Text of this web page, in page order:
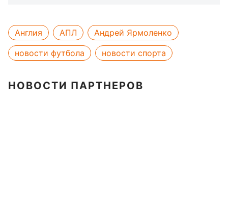
Англия АПЛ
Андрей Ярмоленко
новости футбола
новости спорта
НОВОСТИ ПАРТНЕРОВ